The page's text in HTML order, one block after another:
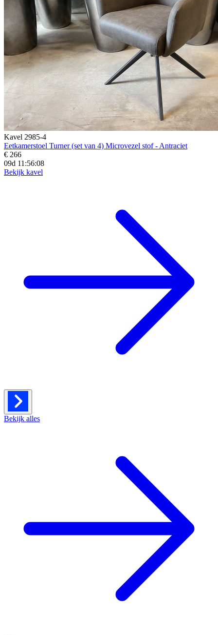
Kavel 2985-4
Eetkamerstoel Turner (set van 4) Microvezel stof - Antraciet
€ 266
09d 11:56:06
Bekijk kavel
Bekijk alles